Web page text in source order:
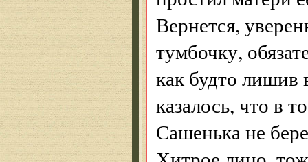
Вернется,
тумбочку,
как будто
казалось, что в
Сашенька не